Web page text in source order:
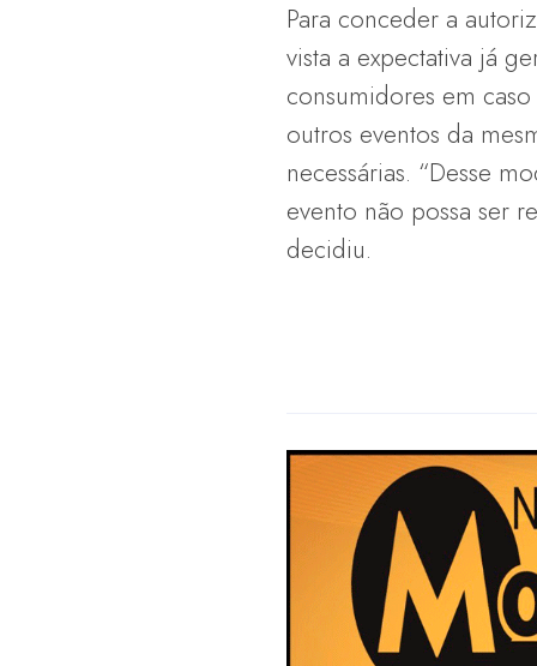
Para conceder a
vista a expectativa já
consumidores em
outros eventos da
necessárias. “Desse
evento não possa ser
decidiu.